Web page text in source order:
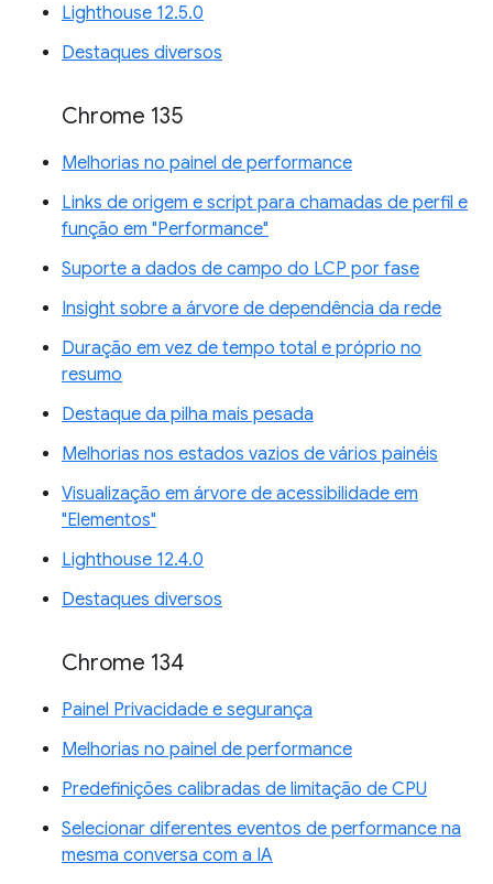
Lighthouse 12.5.0
Destaques diversos
Chrome 135
Melhorias no painel de performance
Links de origem e script para chamadas de perfil e
função em "Performance"
Suporte a dados de campo do LCP por fase
Insight sobre a árvore de dependência da rede
Duração em vez de tempo total e próprio no
resumo
Destaque da pilha mais pesada
Melhorias nos estados vazios de vários painéis
Visualização em árvore de acessibilidade em
"Elementos"
Lighthouse 12.4.0
Destaques diversos
Chrome 134
Painel Privacidade e segurança
Melhorias no painel de performance
Predefinições calibradas de limitação de CPU
Selecionar diferentes eventos de performance na
mesma conversa com a IA